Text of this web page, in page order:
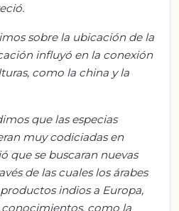
sobre la ubicación de la
influyó en la conexión
como la china y la
que las especias
muy codiciadas en
que se buscaran nuevas
de las cuales los árabes
indios a Europa,
como la